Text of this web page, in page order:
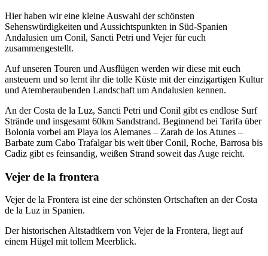
Hier haben wir eine kleine Auswahl der schönsten
Sehenswürdigkeiten und Aussichtspunkten in Süd-Spanien
Andalusien um Conil, Sancti Petri und Vejer für euch
zusammengestellt.
Auf unseren Touren und Ausflügen werden wir diese mit euch
ansteuern und so lernt ihr die tolle Küste mit der einzigartigen Kultur
und Atemberaubenden Landschaft um Andalusien kennen.
An der Costa de la Luz, Sancti Petri und Conil gibt es endlose Surf
Strände und insgesamt 60km Sandstrand. Beginnend bei Tarifa über
Bolonia vorbei am Playa los Alemanes – Zarah de los Atunes –
Barbate zum Cabo Trafalgar bis weit über Conil, Roche, Barrosa bis
Cadiz gibt es feinsandig, weißen Strand soweit das Auge reicht.
Vejer de la frontera
Vejer de la Frontera ist eine der schönsten Ortschaften an der Costa
de la Luz in Spanien.
Der historischen Altstadtkern von Vejer de la Frontera, liegt auf
einem Hügel mit tollem Meerblick.